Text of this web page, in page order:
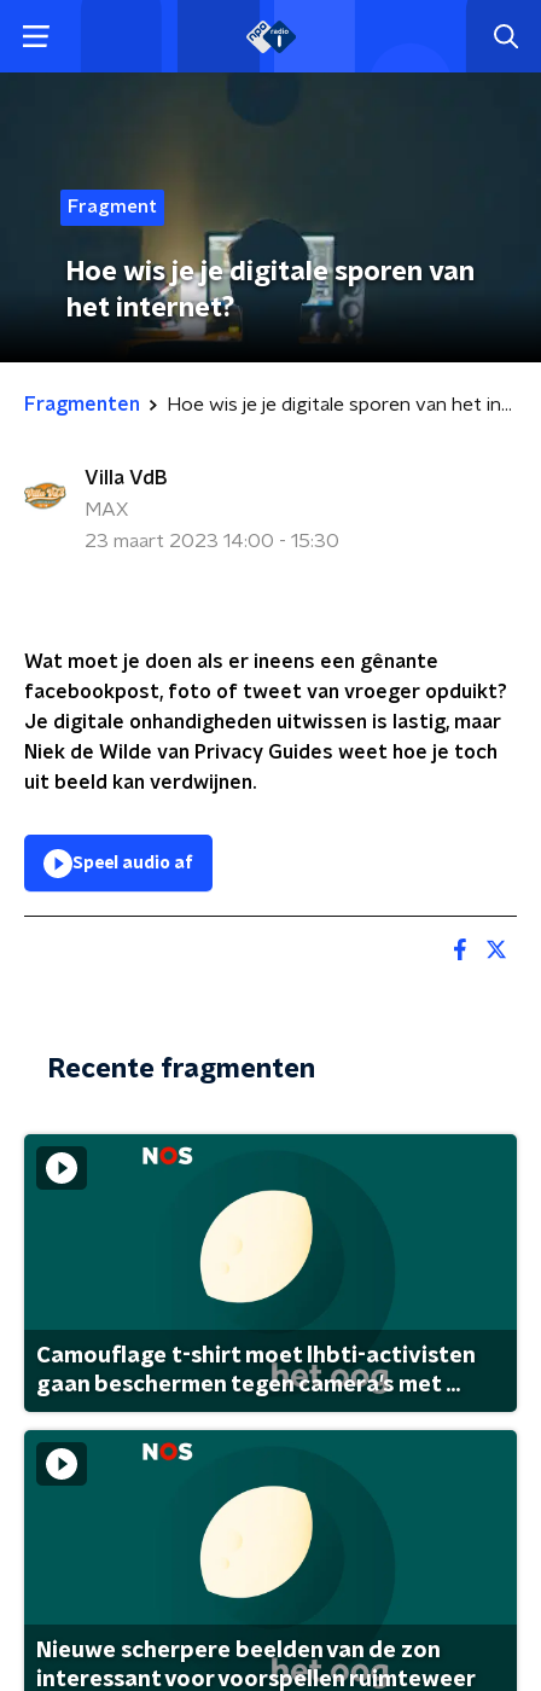
Fragment
Hoe wis je je digitale sporen van
het internet?
Fragmenten Hoe wis je je digitale sporen van het internet?
Villa VdB
MAX
23 maart 2023 14:00 - 15:30
Wat moet je doen als er ineens een gênante
facebookpost, foto of tweet van vroeger opduikt?
Je digitale onhandigheden uitwissen is lastig, maar
Niek de Wilde van Privacy Guides weet hoe je toch
uit beeld kan verdwijnen.
Speel audio af
Recente fragmenten
Camouflage t-shirt moet lhbti-activisten
gaan beschermen tegen camera's met ...
Nieuwe scherpere beelden van de zon
interessant voor voorspellen ruimteweer